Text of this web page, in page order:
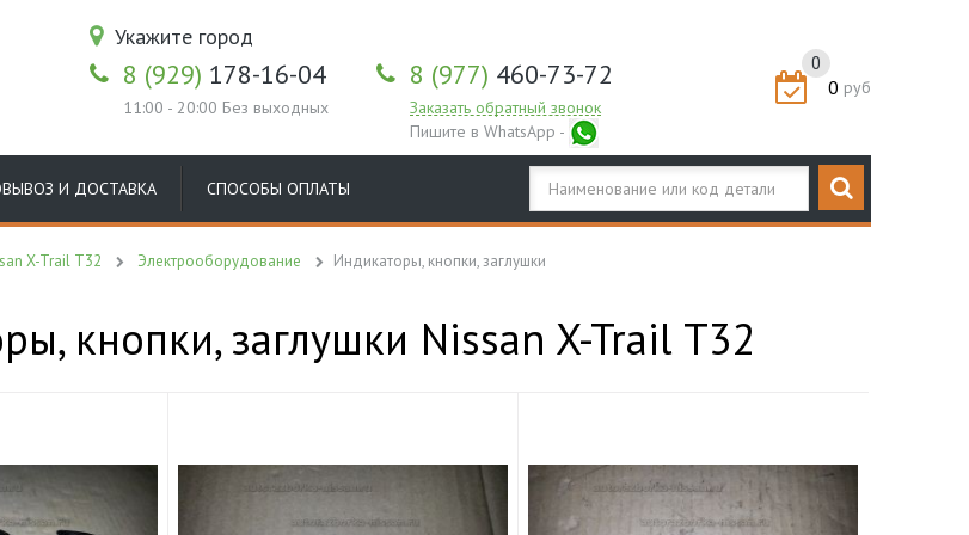
Укажите город
8 (929) 178-16-04
11:00 - 20:00 Без выходных
8 (977) 460-73-72
Заказать обратный звонок
Пишите в WhatsApp -
0
0 руб
И ДОСТАВКА СПОСОБЫ ОПЛАТЫ
X-Trail T32 Электрооборудование Индикаторы, кнопки, заглушки
кнопки, заглушки Nissan X-Trail T32